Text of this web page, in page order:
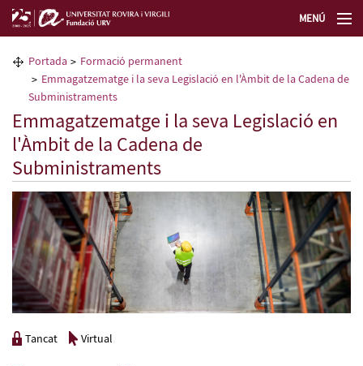
MENÚ
La Fundació URV
Formació permanent
Transferència de tecnologia
Seleccioneu idioma
Portada
Formació permanent
Emmagatzematge i la seva Legislació en l'Àmbit de la Cadena de
Subministraments
Emmagatzematge i la seva Legislació en
l'Àmbit de la Cadena de
Subministraments
Tancat Virtual